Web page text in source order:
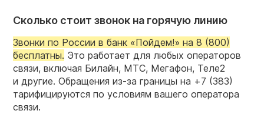
Сколько стоит звонок на горячую линию
Звонки по России в банк «Пойдем!» на 8 (800)
бесплатны. Это работает для любых операторов
связи, включая Билайн, МТС, Мегафон, Теле2
и другие. Обращения из-за границы на +7 (383)
тарифицируются по условиям вашего оператора
связи.